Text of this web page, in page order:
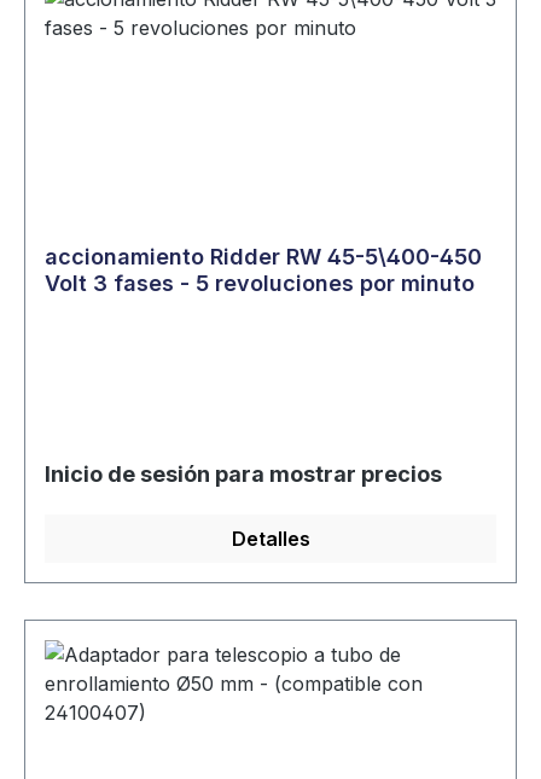
accionamiento Ridder RW 45-5\400-450
Volt 3 fases - 5 revoluciones por minuto
Inicio de sesión para mostrar precios
Detalles